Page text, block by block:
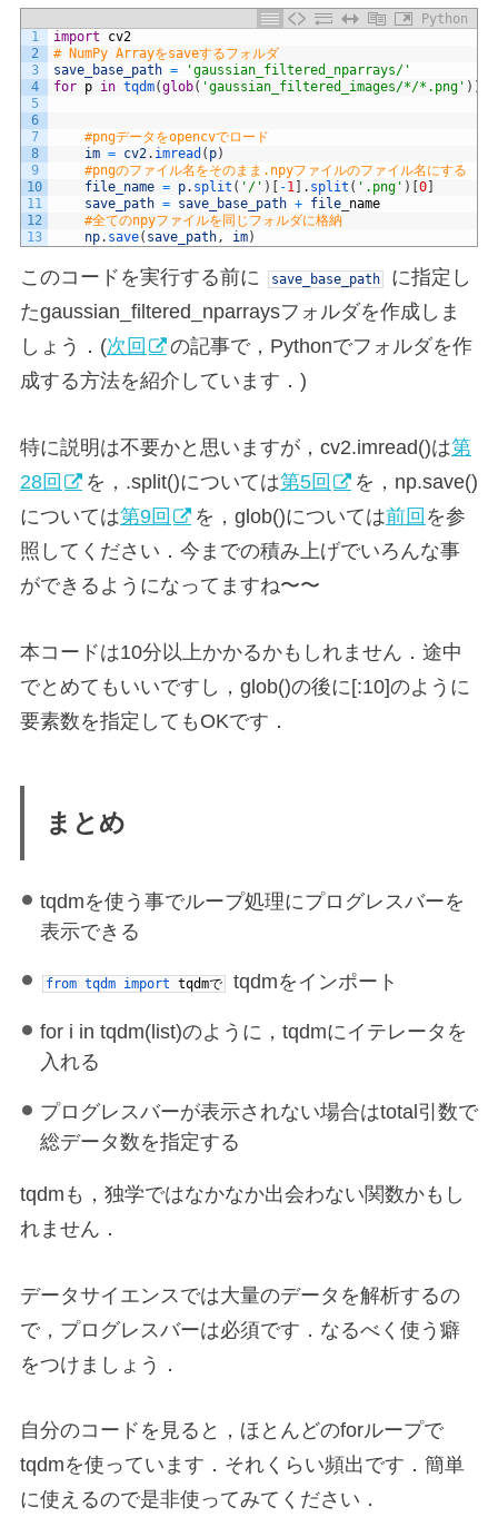
Python
1
2
3
4
5
6
7
8
9
10
11
12
13
import
cv2
# NumPy Arrayをsaveするフォルダ
save_base_path =
'gaussian_filtered_nparrays/'
for p in tqdm(glob( 'gaussian_filtered_images/*/*.png' ) )
#pngデータをopencvでロード
im = cv2. imread ( p)
#pngのファイル名をそのまま.npyファイルのファイル名にする
file_name = p. split ( '/' ) -1 . split ( '.png' ) 0
save_path = save_base_path + file name
#全てのnpyファイルを同じフォルダに格納
np. save( save_path, im)
このコードを実行する前に save_base_path
に指定し
たgaussian_filtered_nparraysフォルダを作成しま
しょう．(次回
の記事で，Pythonでフォルダを作
成する方法を紹介しています．)
特に説明は不要かと思いますが，cv2.imread()は第
28回
を，.split()については第5回
を，np.save()
については第9回 を，glob()については前回 を参
照してください．今までの積み上げでいろんな事
ができるようになってますね〜〜
本コードは10分以上かかるかもしれません．途中
でとめてもいいですし，glob()の後に[:10]のように
要素数を指定してもOKです．
まとめ
tqdmを使う事でループ処理にプログレスバーを
表示できる
from tqdm import tqdmで tqdmをインポート
for i in tqdm(list)のように，tqdmにイテレータを
入れる
プログレスバーが表示されない場合はtotal引数で
総データ数を指定する
tqdmも，独学ではなかなか出会わない関数かもし
れません．
データサイエンスでは大量のデータを解析するの
で，プログレスバーは必須です．なるべく使う癖
をつけましょう．
自分のコードを見ると，ほとんどのforループで
tqdmを使っています．それくらい頻出です．簡単
に使えるので是非使ってみてください．